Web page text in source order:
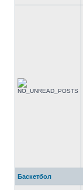
Баскетбол